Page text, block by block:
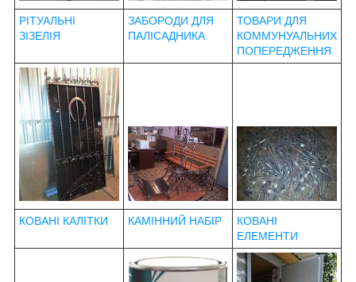
РІТУАЛЬНІ
ЗІЗЕЛІЯ
ЗАБОРОДИ ДЛЯ
ПАЛІСАДНИКА
ТОВАРИ ДЛЯ
КОММУНУАЛЬНИХ
ПОПЕРЕДЖЕННЯ
КОВАНІ КАЛІТКИ КАМІННИЙ НАБІР
КОВАНІ
ЕЛЕМЕНТИ